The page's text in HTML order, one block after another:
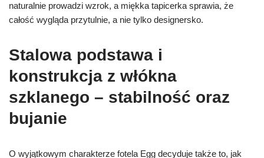
naturalnie prowadzi wzrok, a miękka tapicerka sprawia, że
całość wygląda przytulnie, a nie tylko designersko.
Stalowa podstawa i
konstrukcja z włókna
szklanego – stabilność oraz
bujanie
O wyjątkowym charakterze fotela Egg decyduje także to, jak